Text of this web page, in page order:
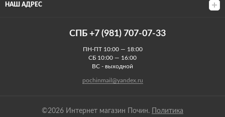
НАШ АДРЕС
СПБ +7 (981) 707-07-33
ПН-ПТ 10:00 — 18:00
СБ 10:00 — 16:00
ВС - выходной
pochinmail@yandex.ru
©2026 Интернет магазин Почин. Политика